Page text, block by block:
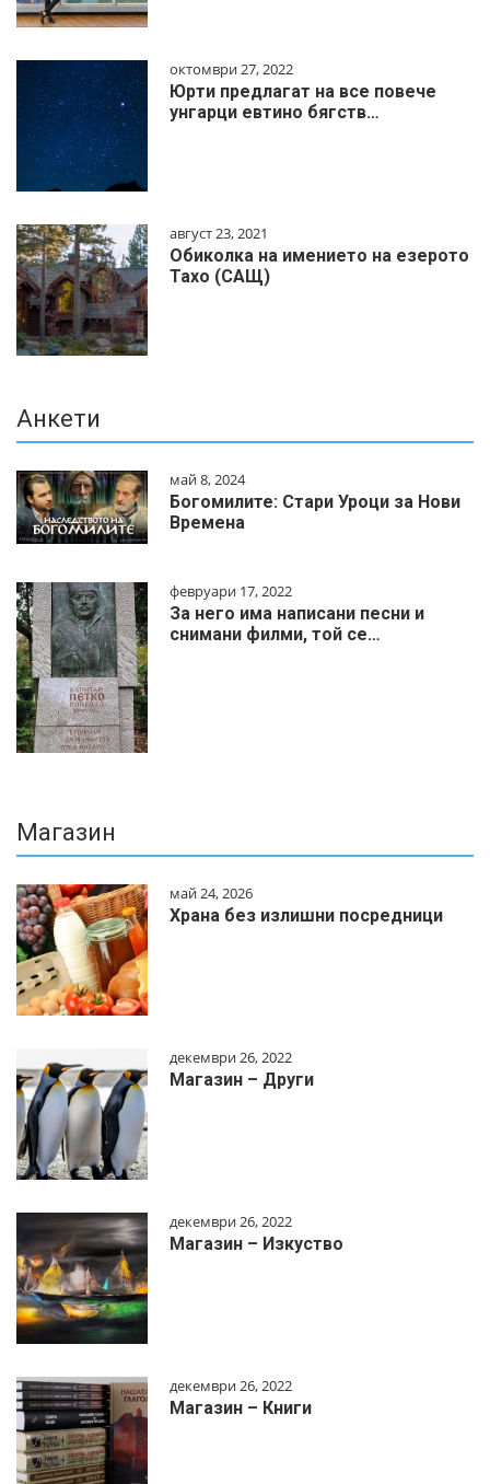
октомври 27, 2022
Юрти предлагат на все повече
унгарци евтино бягств…
август 23, 2021
Обиколка на имението на езерото
Тахо (САЩ)
Анкети
май 8, 2024
Богомилите: Стари Уроци за Нови
Времена
февруари 17, 2022
За него има написани песни и
снимани филми, той се…
Магазин
май 24, 2026
Храна без излишни посредници
декември 26, 2022
Магазин – Други
декември 26, 2022
Магазин – Изкуство
декември 26, 2022
Магазин – Книги